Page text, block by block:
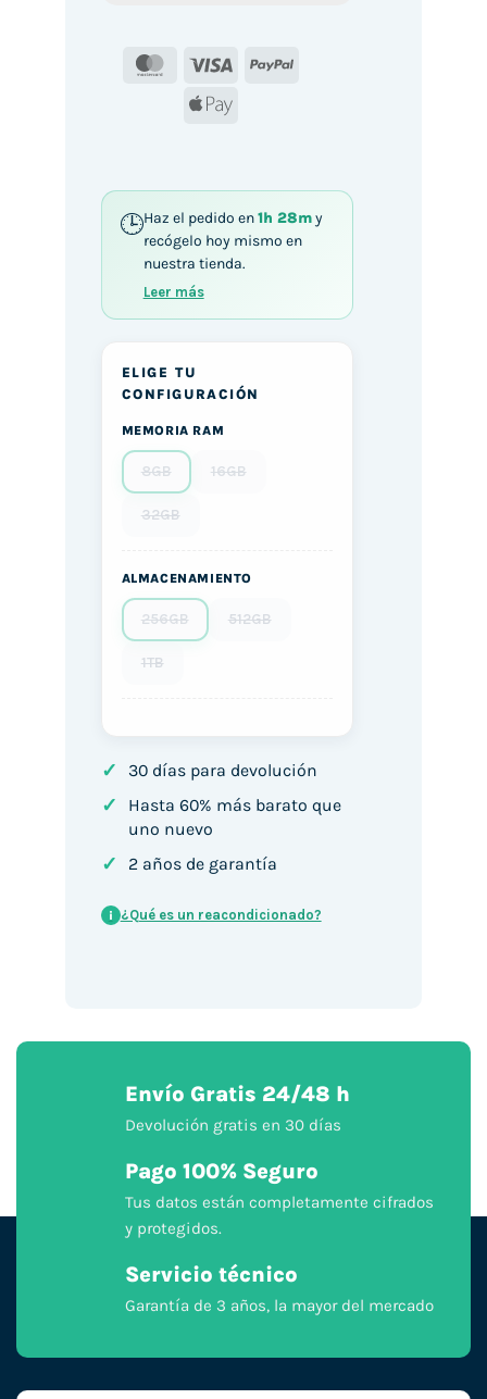
MasterCard
Visa
PayPal
Apple
Haz el pedido en1h 28my
recógelo hoy mismo en
nuestra tienda.
Leer más
ELIGE TU
CONFIGURACIÓN
MEMORIA RAM
8GB 16GB
32GB
ALMACENAMIENTO
256GB 512GB
1TB
✓ 30 días para devolución
✓
Hasta 60% más barato que
uno nuevo
✓ 2 años de garantía
i ¿Qué es un reacondicionado?
Envío Gratis 24/48 h
Devolución gratis en 30 días
Pago 100% Seguro
Tus datos están completamente cifrados
y protegidos.
Servicio técnico
Garantía de 3 años, la mayor del mercado